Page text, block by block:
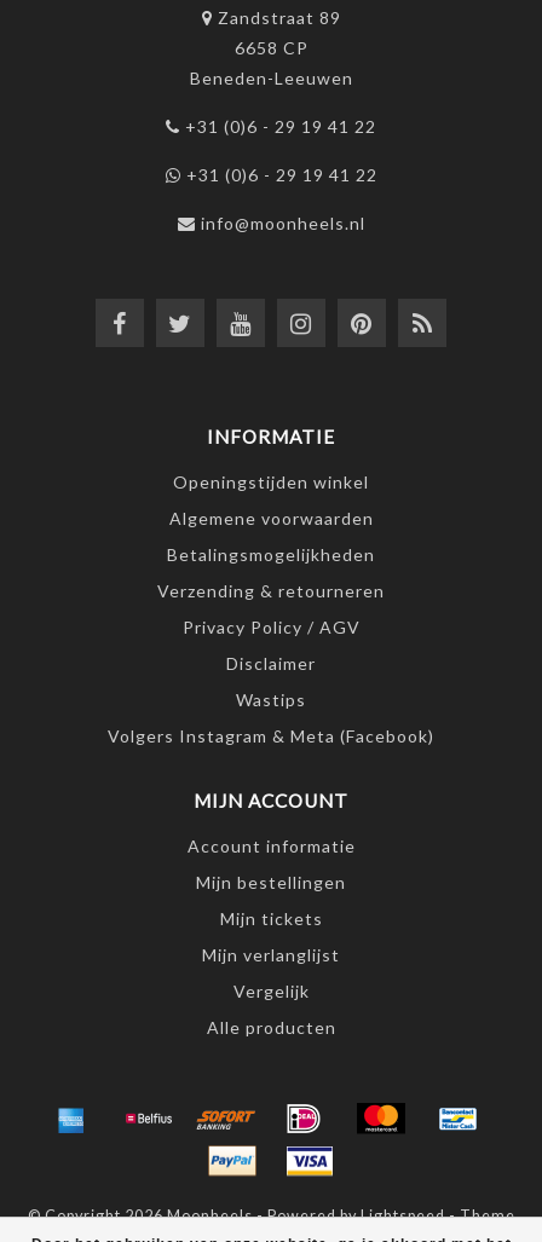
Zandstraat 89
6658 CP
Beneden-Leeuwen
+31 (0)6 - 29 19 41 22
+31 (0)6 - 29 19 41 22
info@moonheels.nl
INFORMATIE
Openingstijden winkel
Algemene voorwaarden
Betalingsmogelijkheden
Verzending & retourneren
Privacy Policy / AGV
Disclaimer
Wastips
Volgers Instagram & Meta (Facebook)
MIJN ACCOUNT
Account informatie
Mijn bestellingen
Mijn tickets
Mijn verlanglijst
Vergelijk
Alle producten
© Copyright 2026 Moonheels - Powered byLightspeed- Theme